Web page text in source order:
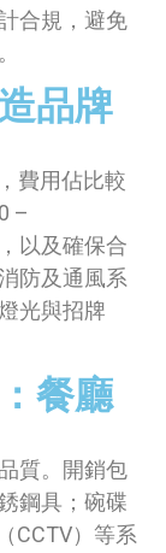
合規，避免
品牌
費用佔比較
–
以及確保合
防及通風系
光與招牌
餐廳
質。開銷包
鋼具；碗碟
CCTV）等系